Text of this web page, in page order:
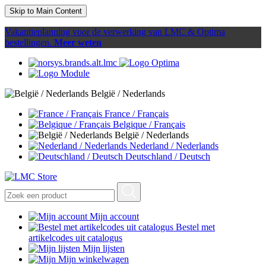
Skip to Main Content
Vakantieplanning voor de verwerking van LMC & Optima
bestellingen. Meer weten
België / Nederlands
France / Français
Belgique / Français
België / Nederlands
Nederland / Nederlands
Deutschland / Deutsch
Mijn account
Bestel met
artikelcodes uit catalogus
Mijn lijsten
Mijn winkelwagen